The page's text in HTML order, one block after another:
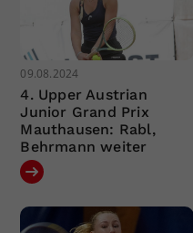
09.08.2024
4. Upper Austrian
Junior Grand Prix
Mauthausen: Rabl,
Behrmann weiter